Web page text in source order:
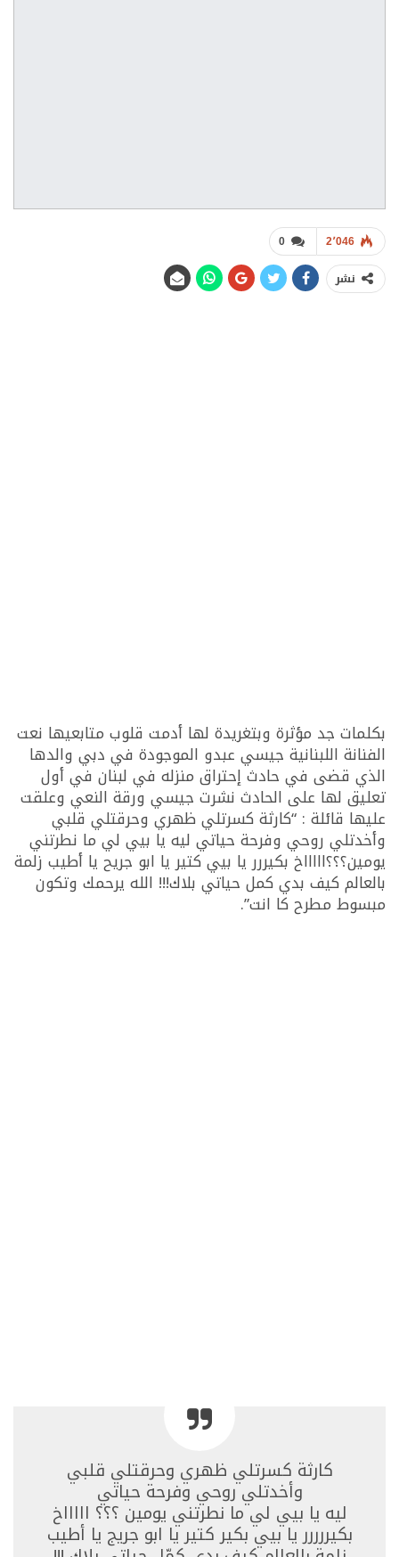
0 2٬046
نشر
بكلمات جد مؤثرة وبتغريدة لها أدمت قلوب متابعيها نعت
الفنانة اللبنانية جيسي عبدو الموجودة في دبي والدها
الذي قضى في حادث إحتراق منزله في لبنان في أول
تعليق لها على الحادث نشرت جيسي ورقة النعي وعلقت
عليها قائلة : “كارثة كسرتلي ظهري وحرقتلي قلبي
وأخدتلي روحي وفرحة حياتي ليه يا بيي لي ما نطرتني
يومين؟؟؟اااااخ بكيررر يا بيي كتير يا ابو جريح يا أطيب زلمة
بالعالم كيف بدي كمل حياتي بلاك!!! الله يرحمك وتكون
مبسوط مطرح كا انت”.
كارثة كسرتلي ظهري وحرقتلي قلبي
وأخدتلي روحي وفرحة حياتي
ليه يا بيي لي ما نطرتني يومين ؟؟؟ اااااخ
بكيررررر يا بيي بكير كتير يا ابو جريج يا أطيب